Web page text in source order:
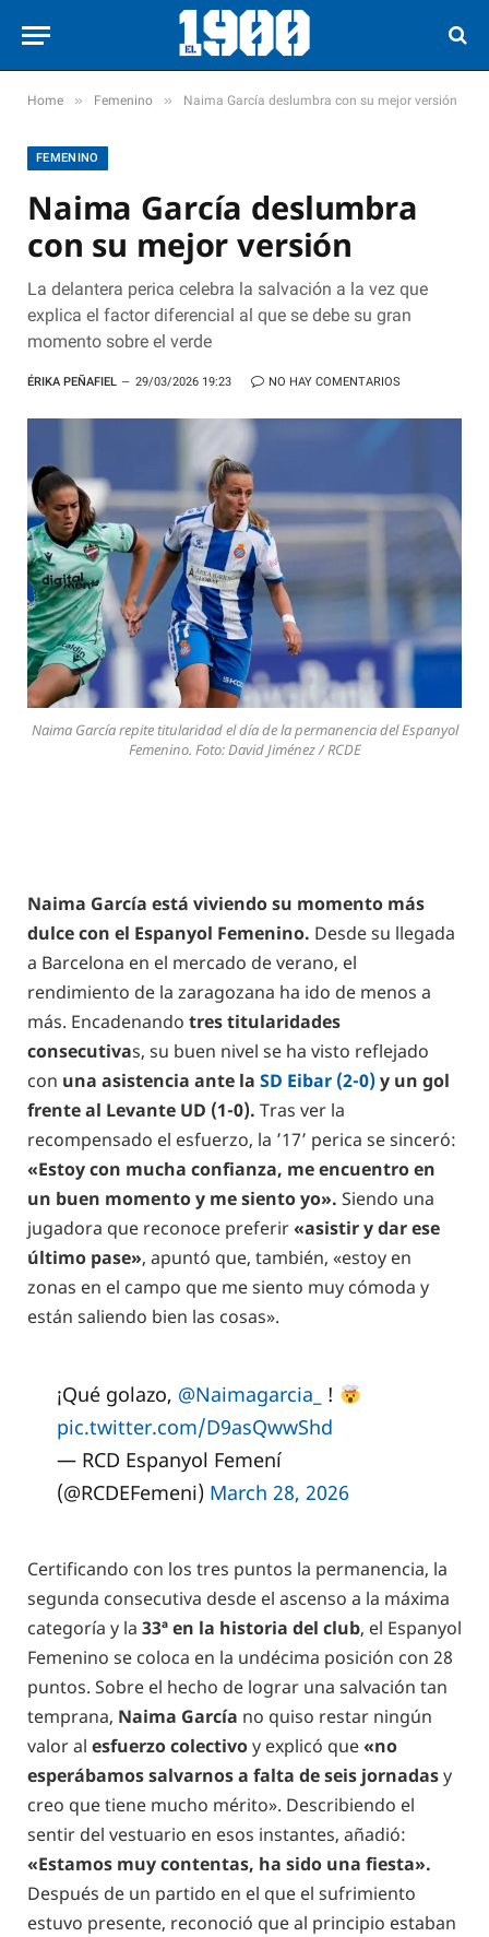
Home » Femenino » Naima García deslumbra con su mejor versión
FEMENINO
Naima García deslumbra
con su mejor versión
La delantera perica celebra la salvación a la vez que
explica el factor diferencial al que se debe su gran
momento sobre el verde
ÉRIKA PEÑAFIEL 29/03/2026 19:23 NO HAY COMENTARIOS
Naima García repite titularidad el día de la permanencia del Espanyol
Femenino. Foto: David Jiménez / RCDE
Naima García está viviendo su momento más
dulce con el Espanyol Femenino. Desde su llegada
a Barcelona en el mercado de verano, el
rendimiento de la zaragozana ha ido de menos a
más. Encadenando tres titularidades
consecutivas, su buen nivel se ha visto reflejado
con una asistencia ante la SD Eibar (2-0)y un gol
frente al Levante UD (1-0). Tras ver la
recompensado el esfuerzo, la ’17’ perica se sinceró:
«Estoy con mucha confianza, me encuentro en
un buen momento y me siento yo». Siendo una
jugadora que reconoce preferir«asistir y dar ese
último pase», apuntó que, también, «estoy en
zonas en el campo que me siento muy cómoda y
están saliendo bien las cosas».
¡Qué golazo, @Naimagarcia_
!
pic.twitter.com/D9asQwwShd
— RCD Espanyol Femení
(@RCDEFemeni) March 28, 2026
Certificando con los tres puntos la permanencia, la
segunda consecutiva desde el ascenso a la máxima
categoría y la 33ª en la historia del club, el Espanyol
Femenino se coloca en la undécima posición con 28
puntos. Sobre el hecho de lograr una salvación tan
temprana, Naima García no quiso restar ningún
valor al esfuerzo colectivoy explicó que«no
esperábamos salvarnos a falta de seis jornadasy
creo que tiene mucho mérito». Describiendo el
sentir del vestuario en esos instantes, añadió:
«Estamos muy contentas, ha sido una fiesta».
Después de un partido en el que el sufrimiento
estuvo presente, reconoció que al principio estaban